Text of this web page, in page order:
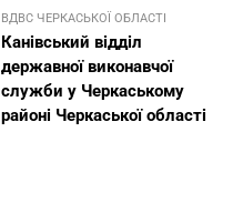
ВДВС ЧЕРКАСЬКОЇ ОБЛАСТІ
Канівський відділ
державної виконавчої
служби у Черкаському
районі Черкаської області